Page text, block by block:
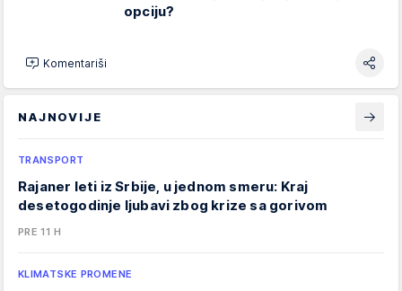
opciju?
Komentariši
NAJNOVIJE
TRANSPORT
Rajaner leti iz Srbije, u jednom smeru: Kraj
desetogodinje ljubavi zbog krize sa gorivom
PRE 11 H
KLIMATSKE PROMENE